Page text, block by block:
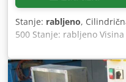
Stanje: rabljeno,
500 Stanje: rabljeno
Af Sowa Razmak između
2225 / 2500 / 2825 min⁻¹
min./max.: 200 - 300 mm